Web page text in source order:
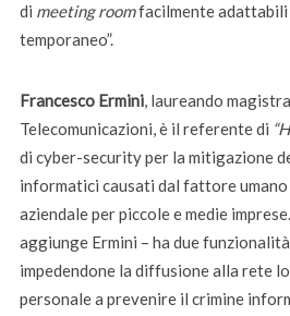
di meeting roomfacilmente adattabili
temporaneo”.
Francesco Ermini, laureando
Telecomunicazioni, è il referente di
di cyber-security per la mitigazione
informatici causati dal fattore umano
aziendale per piccole e medie
aggiunge Ermini – ha due
impedendone la diffusione alla rete
personale a prevenire il crimine